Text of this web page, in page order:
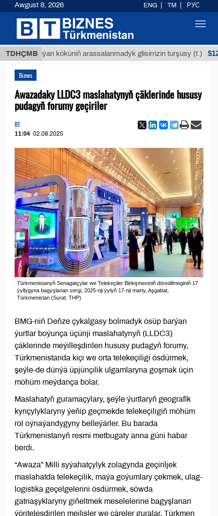
TDHÇMB
Buýan köküniň arassalanmadyk glisirrizin turşusy (t.) $12935,18
Biznes
Awazadaky LLDC3 maslahatynyň çäklerinde hususy
pudagyň forumy geçiriler
BT
11:04 02.08.2025
Türkmenistanyň Senagatçylar we Telekeçiler Birleşmesiniň döredilmeginiň 17
ýyllygyna bagyşlanan sergi, 2025-nji ýylyň 17-nji marty, Aşgabat,
Türkmenistan (Surat: THP)
BMG-niň Deňze çykalgasy bolmadyk ösüp barýan
ýurtlar boýunça üçünji maslahatynyň (LLDC3)
çäklerinde meýilleşdirilen hususy pudagyň forumy,
Türkmenistanda kiçi we orta telekeçiligi ösdürmek,
şeýle-de dünýä üpjünçilik ulgamlaryna goşmak üçin
möhüm meýdança bolar.
Maslahatyň guramaçylary, şeýle ýurtlaryň geografik
kynçylyklaryny ýeňip geçmekde telekeçiligiň möhüm
rol oýnaýandygyny belleýärler. Bu barada
Türkmenistanyň resmi metbugaty anna güni habar
berdi.
“Awaza” Milli syýahatçylyk zolagynda geçiriljek
maslahatda telekeçilik, maýa goýumlary çekmek, ulag-
logistika geçelgelerini ösdürmek, söwda
gatnaşyklaryny giňeltmek meselelerine bagyşlanan
ýöriteleşdirilen mejlisler we çäreler guralar. Türkmen
Awgust 8, 2026 ENG TM РУС